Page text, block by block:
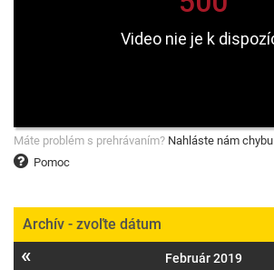
Pomoc
Máte problém s prehrávaním? Nahláste nám chybu
Archív - zvoľte dátum
« Február 2019